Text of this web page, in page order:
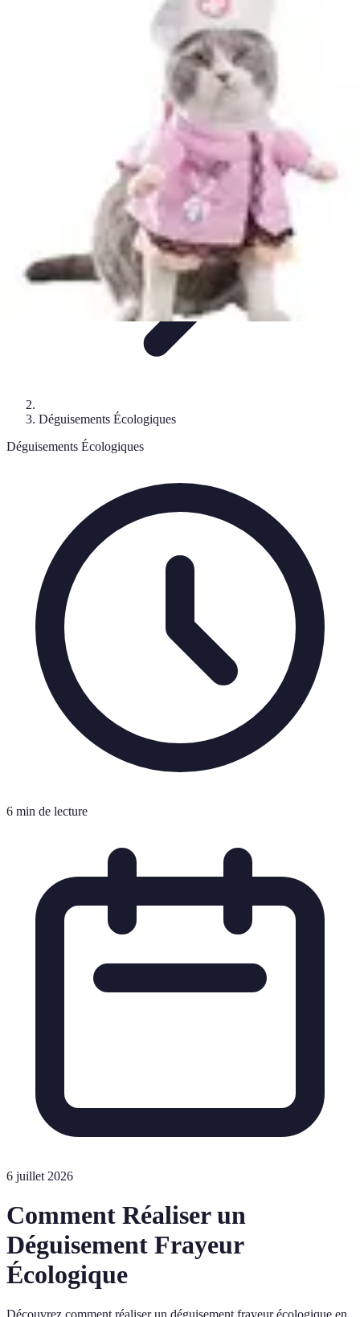
DIY et AstucesDIY et
Idées de déguisements
Déguisements Écologiques
Déguisements Écologiques
6 min de lecture
6 juillet 2026
Comment Réaliser un
Déguisement Frayeur
Écologique
Découvrez comment réaliser un déguisement frayeur écologique en